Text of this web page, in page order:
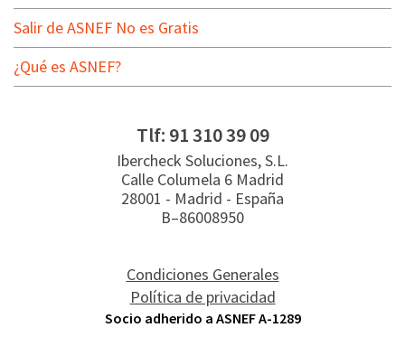
Salir de ASNEF No es Gratis
¿Qué es ASNEF?
Condiciones Generales
Política de privacidad
Socio adherido a ASNEF A-1289
Tlf: 91 310 39 09
Ibercheck Soluciones, S.L.
Calle Columela 6 Madrid
28001 - Madrid - España
B–86008950